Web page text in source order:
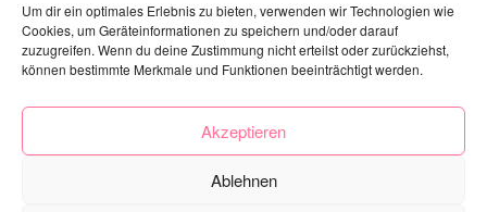
Um dir ein optimales Erlebnis zu bieten, verwenden wir Technologien wie
Cookies, um Geräteinformationen zu speichern und/oder darauf
zuzugreifen. Wenn du deine Zustimmung nicht erteilst oder zurückziehst,
können bestimmte Merkmale und Funktionen beeinträchtigt werden.
Akzeptieren
Ablehnen